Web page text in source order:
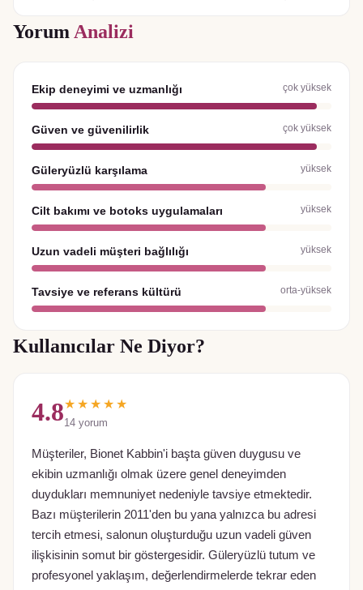
Yorum Analizi
Ekip deneyimi ve uzmanlığı çok yüksek
Güven ve güvenilirlik çok yüksek
Güleryüzlü karşılama yüksek
Cilt bakımı ve botoks uygulamaları yüksek
Uzun vadeli müşteri bağlılığı yüksek
Tavsiye ve referans kültürü orta-yüksek
Kullanıcılar Ne Diyor?
4.8★★★★★
14 yorum
Müşteriler, Bionet Kabbin'i başta güven duygusu ve
ekibin uzmanlığı olmak üzere genel deneyimden
duydukları memnuniyet nedeniyle tavsiye etmektedir.
Bazı müşterilerin 2011'den bu yana yalnızca bu adresi
tercih etmesi, salonun oluşturduğu uzun vadeli güven
ilişkisinin somut bir göstergesidir. Güleryüzlü tutum ve
profesyonel yaklaşım, değerlendirmelerde tekrar eden